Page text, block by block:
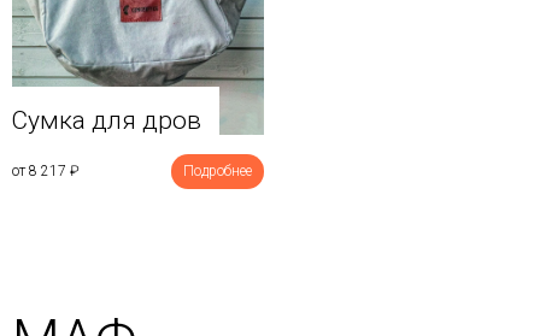
Сумка для дров
от 8 217 ₽ Подробнее